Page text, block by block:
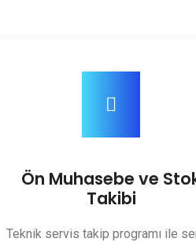
Ön Muhasebe ve
Takibi
Teknik servis takip programı ile